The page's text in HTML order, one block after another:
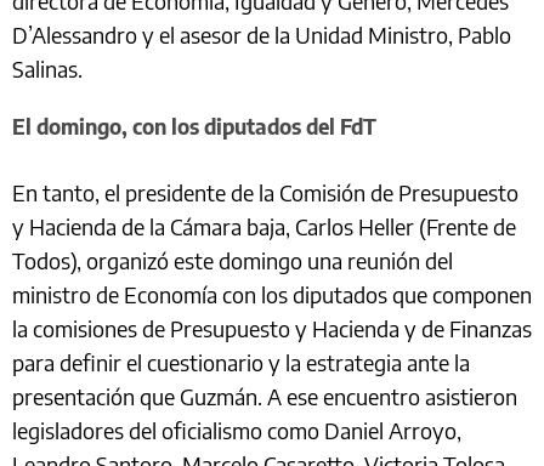
D’Alessandro y el asesor de la Unidad Ministro, Pablo
Salinas.
El domingo, con los diputados del FdT
En tanto, el presidente de la Comisión de Presupuesto
y Hacienda de la Cámara baja, Carlos Heller (Frente de
Todos), organizó este domingo una reunión del
ministro de Economía con los diputados que componen
la comisiones de Presupuesto y Hacienda y de Finanzas
para definir el cuestionario y la estrategia ante la
presentación que Guzmán. A ese encuentro asistieron
legisladores del oficialismo como Daniel Arroyo,